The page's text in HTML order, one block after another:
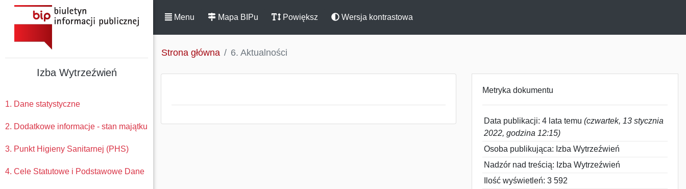
Izba Wytrzeźwień
1. Dane statystyczne
2. Dodatkowe informacje - stan majątku
3. Punkt Higieny Sanitarnej (PHS)
4. Cele Statutowe i Podstawowe Dane
Menu Mapa BIPu Powiększ Wersja kontrastowa
Strona główna 6. Aktualności
Metryka dokumentu
Data publikacji: 4 lata temu (czwartek, 13 stycznia
2022, godzina 12:15)
Osoba publikująca: Izba Wytrzeźwień
Nadzór nad treścią: Izba Wytrzeźwień
Ilość wyświetleń: 3 592